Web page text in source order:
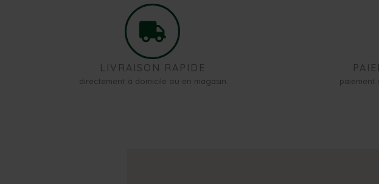
LIVRAISON RAPIDE
directement à domicile ou en magasin paiement